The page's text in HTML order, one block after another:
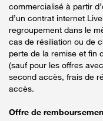
commercialisé à partir
d’un contrat internet
regroupement dans le
cas de résiliation ou de
perte de la remise et fin
(sauf pour les offres
second accès, frais de
accès.
Offre de